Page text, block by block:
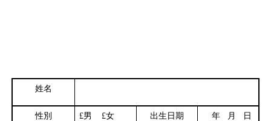
姓名
性別 £男£女 出生日期 年 月 日